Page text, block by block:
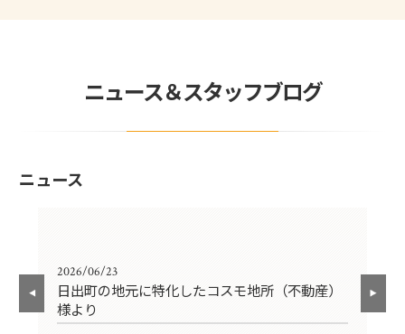
ニュース＆スタッフブログ
ニュース
2026/06/23
日出町の地元に特化したコスモ地所（不動産）
様より